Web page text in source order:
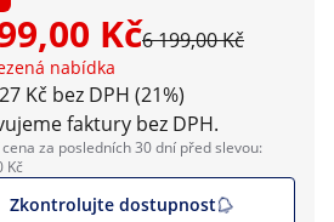
Kč6 199,00 Kč
nabídka
Kč bez DPH (21%)
faktury bez DPH.
za posledních 30 dní před slevou:
Kč
Zkontrolujte dostupnost